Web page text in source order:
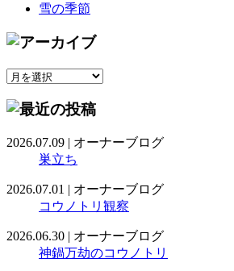
雪の季節
2026.07.09 | オーナーブログ
巣立ち
2026.07.01 | オーナーブログ
コウノトリ観察
2026.06.30 | オーナーブログ
神鍋万劫のコウノトリ